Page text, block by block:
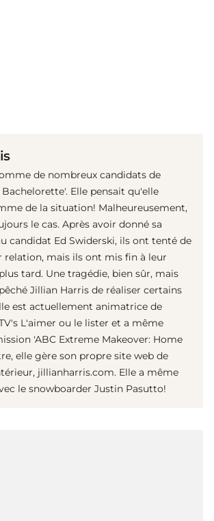
de nombreux candidats de
Elle pensait qu'elle
de la situation! Malheureusement,
le cas. Après avoir donné sa
candidat Ed Swiderski, ils ont tenté de
relation, mais ils ont mis fin à leur
tard. Une tragédie, bien sûr, mais
Jillian Harris de réaliser certains
est actuellement animatrice de
L'aimer ou le lister et a même
'ABC Extreme Makeover: Home
elle gère son propre site web de
jillianharris.com. Elle a même
le snowboarder Justin Pasutto!